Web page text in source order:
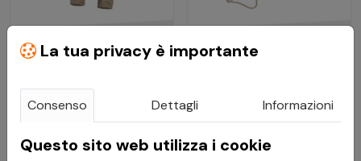
€ 33,51
Pantaloni Militari BDU
2.0 Ripstop Khaki -
Pentagon
€ 20,80
Boonie Hat Babylon
Khaki - Pentagon
La tua privacy è importante
Consenso Dettagli Informazioni
Questo sito web utilizza i cookie